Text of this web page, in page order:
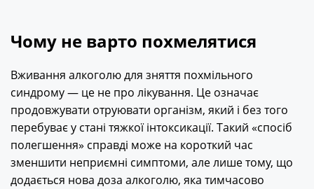
Чому не варто похмелятися
Вживання алкоголю для зняття похмільного
синдрому — це не про лікування. Це означає
продовжувати отруювати організм, який і без того
перебуває у стані тяжкої інтоксикації. Такий «спосіб
полегшення» справді може на короткий час
зменшити неприємні симптоми, але лише тому, що
додається нова доза алкоголю, яка тимчасово